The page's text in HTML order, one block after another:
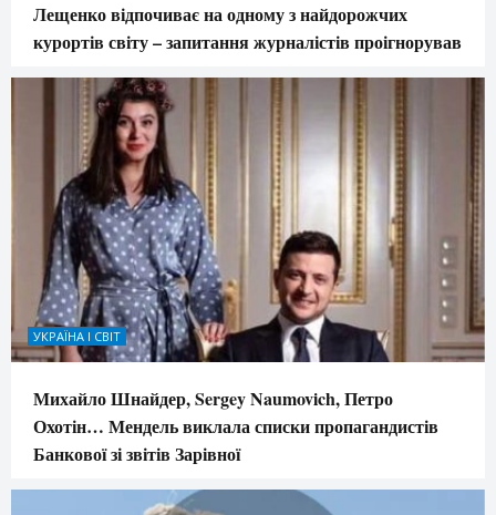
Лещенко відпочиває на одному з найдорожчих
курортів світу – запитання журналістів проігнорував
УКРАЇНА І СВІТ
Михайло Шнайдер, Sergey Naumovich, Петро
Охотін… Мендель виклала списки пропагандистів
Банкової зі звітів Зарівної